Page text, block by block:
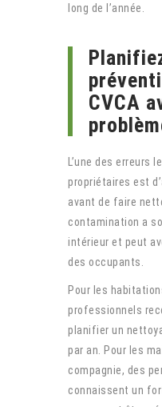
long de l’année.
CVCA
L’une des
propriétaires est
avant de faire
contamination a
intérieur et peut
des occupants.
Pour les
professionnels
planifier un
par an. Pour les
compagnie, des
connaissent un